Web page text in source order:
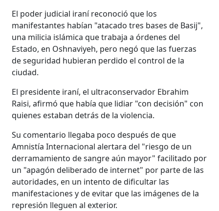
El poder judicial iraní reconoció que los
manifestantes habían "atacado tres bases de Basij",
una milicia islámica que trabaja a órdenes del
Estado, en Oshnaviyeh, pero negó que las fuerzas
de seguridad hubieran perdido el control de la
ciudad.
El presidente iraní, el ultraconservador Ebrahim
Raisi, afirmó que había que lidiar "con decisión" con
quienes estaban detrás de la violencia.
Su comentario llegaba poco después de que
Amnistía Internacional alertara del "riesgo de un
derramamiento de sangre aún mayor" facilitado por
un "apagón deliberado de internet" por parte de las
autoridades, en un intento de dificultar las
manifestaciones y de evitar que las imágenes de la
represión lleguen al exterior.